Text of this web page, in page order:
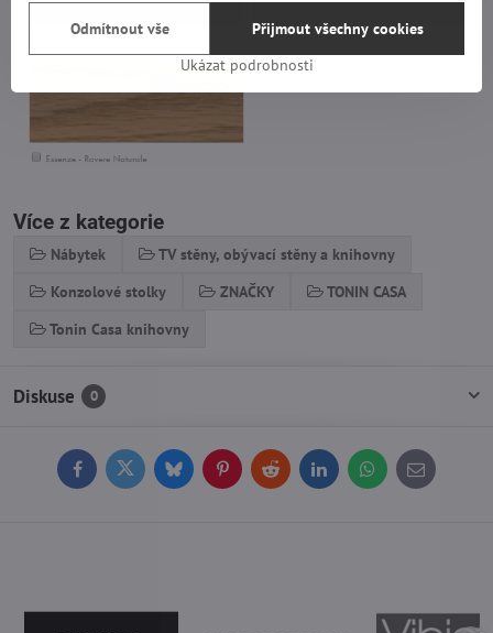
Více z kategorie
Nábytek
TV stěny, obývací stěny a knihovny
Konzolové stolky
ZNAČKY
TONIN CASA
Tonin Casa knihovny
Diskuse 0
FacebookTwitterBlueskyPinterestReddit LinkedInWhatsApp
E-
mail
Ukázat podrobnosti
Přijmout všechny cookies
Odmítnout vše